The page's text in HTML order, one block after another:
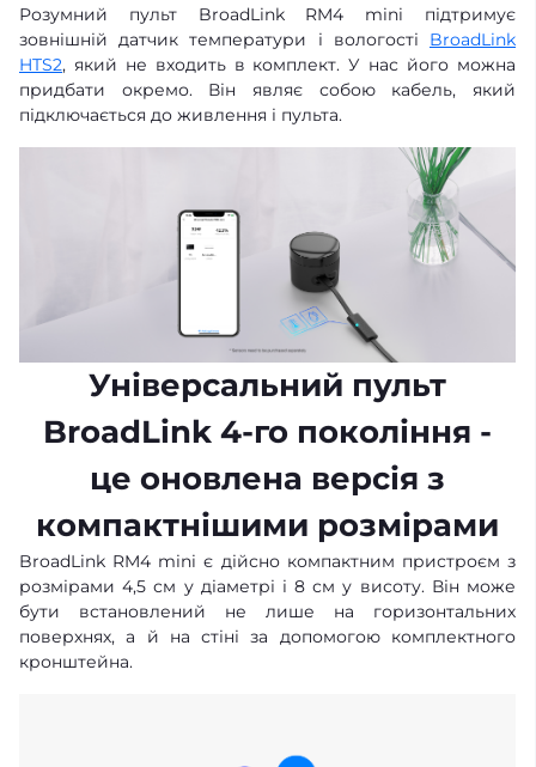
Розумний пульт BroadLink RM4 mini підтримує
зовнішній датчик температури і вологості BroadLink
HTS2, який не входить в комплект. У нас його можна
придбати окремо. Він являє собою кабель, який
підключається до живлення і пульта.
Універсальний пульт
BroadLink 4-го покоління -
це оновлена ​​версія з
компактнішими розмірами
BroadLink RM4 mini є дійсно компактним пристроєм з
розмірами 4,5 см у діаметрі і 8 см у висоту. Він може
бути встановлений не лише на горизонтальних
поверхнях, а й на стіні за допомогою комплектного
кронштейна.